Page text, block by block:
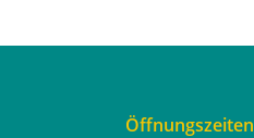
Öffnungszeiten